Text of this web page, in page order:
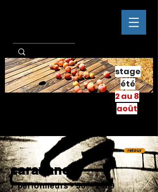
stage
été
2 au 8
août
retour
caravane 2
7 performeurs - 50' - 2009